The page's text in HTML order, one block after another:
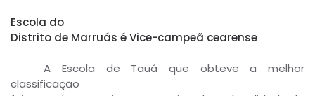
Escola do
Distrito de Marruás é Vice-campeã cearense
A Escola de Tauá que obteve a melhor
classificação